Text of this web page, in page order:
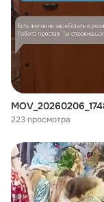
223 просмотра